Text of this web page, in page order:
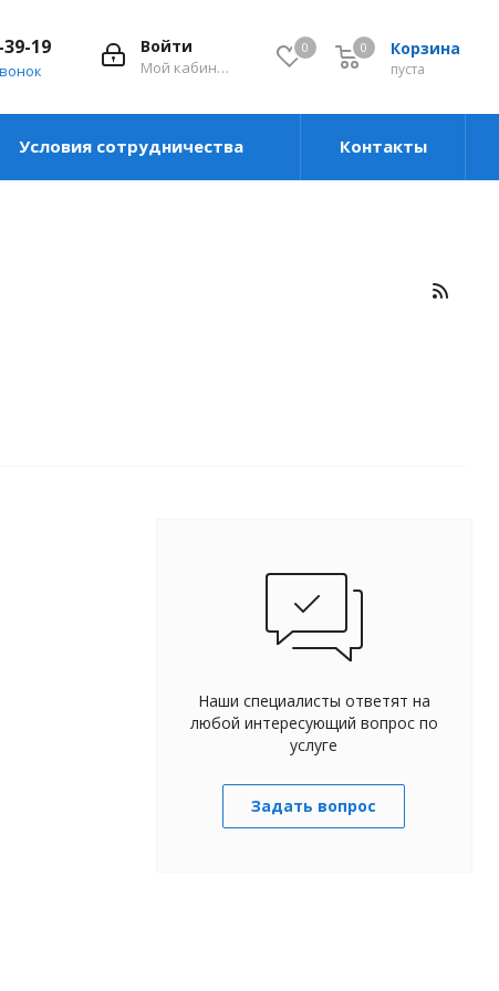
0 Корзина
0
пуста
0
Войти
Мой кабинет
39-19
Условия сотрудничества Контакты
Наши специалисты ответят на
любой интересующий вопрос по
услуге
Задать вопрос